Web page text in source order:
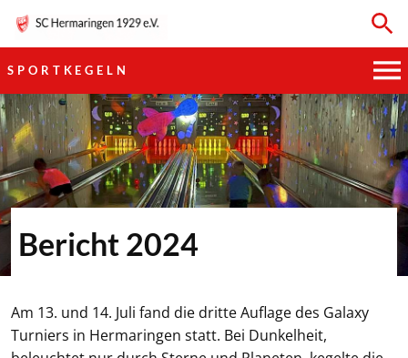
SPORTKEGELN
HAUPTVEREIN
SPORTKEGELN
FUSSBALL
GYMNASTIK
TISCHTENNIS
BOGENSCHIESSEN
Bericht 2024
Am 13. und 14. Juli fand die dritte Auflage des Galaxy
Turniers in Hermaringen statt. Bei Dunkelheit,